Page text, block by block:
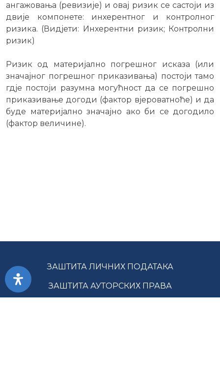
ангажовања (ревизије) и овај ризик се састоји из
двије компонете: инхерентног и контролног
ризика. (Видјети: Инхерентни ризик; Контролни
ризик)
Ризик од материјално погрешног исказа (или
значајног погрешног приказивања) постоји тамо
гдје постоји разумна могућност да се погрешно
приказивање догоди (фактор вјероватноће) и да
буде материјално значајно ако би се догодило
(фактор величине).
ЗАШТИТА ЛИЧНИХ ПОДАТАКА
ЗАШТИТА АУТОРСКИХ ПРАВА